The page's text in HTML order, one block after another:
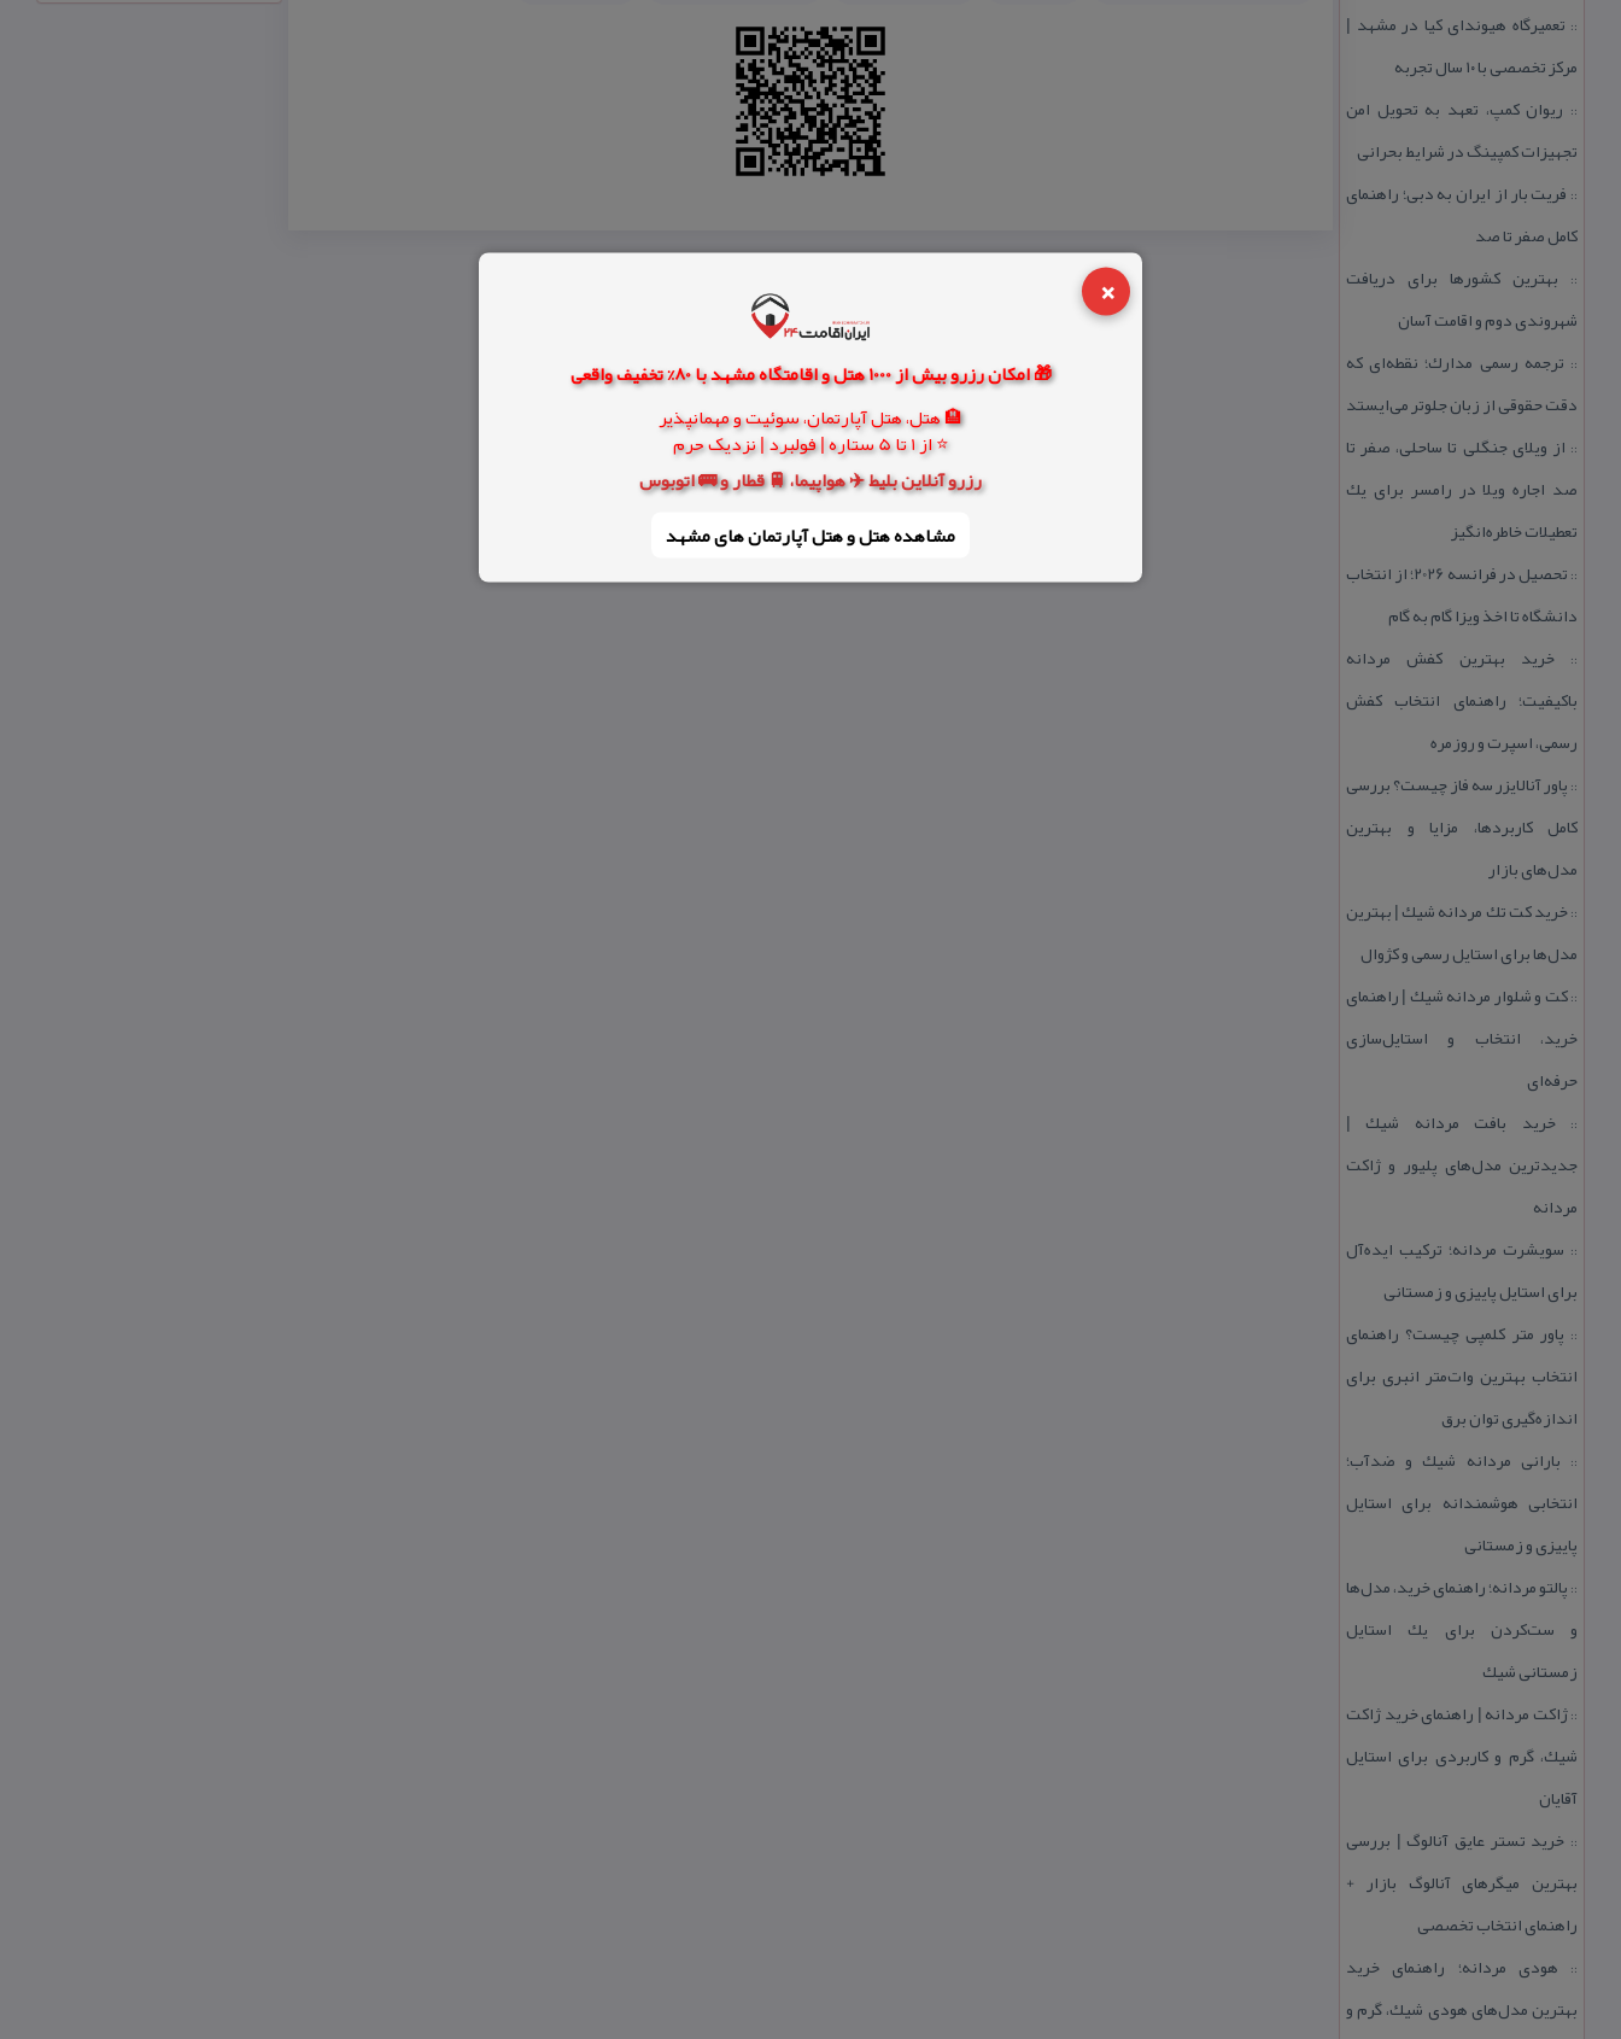
×
🎁 امکان رزرو بیش از 1000 هتل و اقامتگاه مشهد با 80% تخفیف واقعی
🏨 هتل، هتل آپارتمان، سوئیت و مهمانپذیر
⭐ از 1 تا 5 ستاره | فولبرد | نزدیک حرم
رزرو آنلاین بلیط ✈️ هواپیما، 🚆 قطار و 🚌 اتوبوس
مشاهده هتل و هتل‌ آپارتمان های مشهد
:: تعمیرگاه هیوندای كیا در مشهد |
مركز تخصصی با ۱۰ سال تجربه
:: ریوان كمپ، تعهد به تحویل امن
تجهیزات كمپینگ در شرایط بحرانی
:: فریت بار از ایران به دبی؛ راهنمای
كامل صفر تا صد
:: بهترین كشورها برای دریافت
شهروندی دوم و اقامت آسان
:: ترجمه رسمی مدارك؛ نقطه‌ای كه
دقت حقوقی از زبان جلوتر می‌ایستد
:: از ویلای جنگلی تا ساحلی، صفر تا
صد اجاره ویلا در رامسر برای یك
تعطیلات خاطره‌انگیز
::
تحصیل در فرانسه 2026؛ از انتخاب
دانشگاه تا اخذ ویزا گام به گام
::خرید بهترین كفش مردانه
باكیفیت؛ راهنمای انتخاب كفش
رسمی، اسپرت و روزمره
:: پاور آنالایزر سه فاز چیست؟ بررسی
كامل كاربردها، مزایا و بهترین
مدل‌های بازار
::خرید كت تك مردانه شیك | بهترین
مدل‌ها برای استایل رسمی و كژوال
::كت و شلوار مردانه شیك | راهنمای
خرید، انتخاب و استایل‌سازی
حرفه‌ای
::خرید بافت مردانه شیك |
جدیدترین مدل‌های پلیور و ژاكت
مردانه
:: سویشرت مردانه؛ تركیب ایده‌آل
برای استایل پاییزی و زمستانی
:: پاور متر كلمپی چیست؟ راهنمای
انتخاب بهترین وات‌متر انبری برای
اندازه‌گیری توان برق
:: بارانی مردانه شیك و ضدآب؛
انتخابی هوشمندانه برای استایل
پاییزی و زمستانی
:: پالتو مردانه؛ راهنمای خرید، مدل‌ها
و ست‌كردن برای یك استایل
زمستانی شیك
::ژاكت مردانه | راهنمای خرید ژاكت
شیك، گرم و كاربردی برای استایل
آقایان
:: خرید تستر عایق آنالوگ | بررسی
بهترین میگرهای آنالوگ بازار +
راهنمای انتخاب تخصصی
:: هودی مردانه؛ راهنمای خرید
بهترین مدل‌های هودی شیك، گرم و